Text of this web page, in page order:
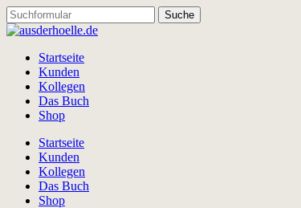
Startseite
Kunden
Kollegen
Das Buch
Shop
Startseite
Kunden
Kollegen
Das Buch
Shop